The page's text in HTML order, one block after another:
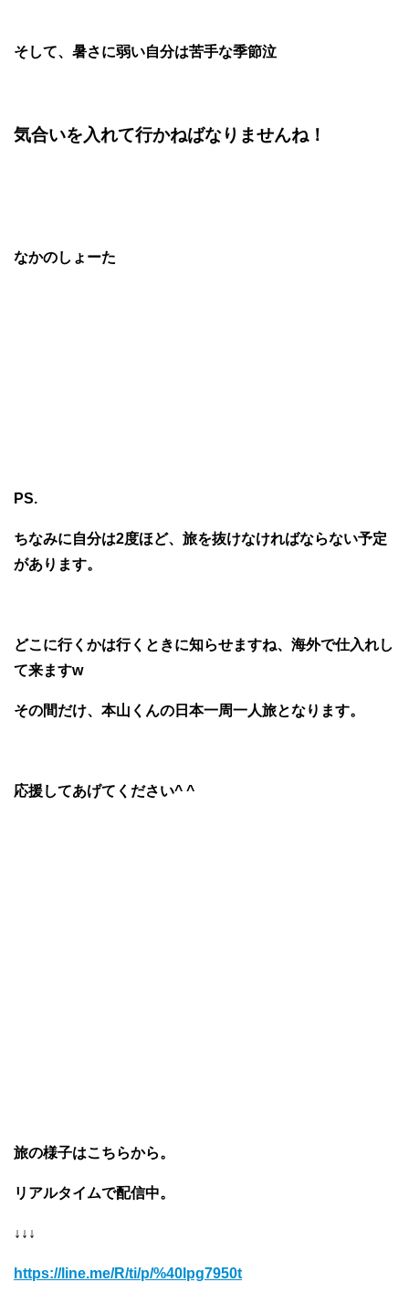
そして、暑さに弱い自分は苦手な季節泣
気合いを入れて行かねばなりませんね！
なかのしょーた
PS.
ちなみに自分は2度ほど、旅を抜けなければならない予定
があります。
どこに行くかは行くときに知らせますね、海外で仕入れし
て来ますw
その間だけ、本山くんの日本一周一人旅となります。
応援してあげてください^ ^
旅の様子はこちらから。
リアルタイムで配信中。
↓↓↓
https://line.me/R/ti/p/%40lpg7950t